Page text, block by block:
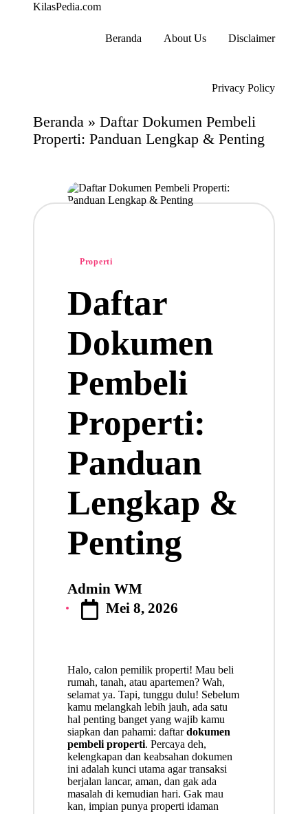
KilasPedia.com
Beranda About Us Disclaimer
Privacy Policy
Beranda » Daftar Dokumen Pembeli
Properti: Panduan Lengkap & Penting
Posted
Properti
Daftar
Dokumen
Pembeli
Properti:
Panduan
Lengkap &
Penting
Posted
by
Admin WM
Mei 8, 2026
Halo, calon pemilik properti! Mau beli
rumah, tanah, atau apartemen? Wah,
selamat ya. Tapi, tunggu dulu! Sebelum
kamu melangkah lebih jauh, ada satu
hal penting banget yang wajib kamu
siapkan dan pahami: daftardokumen
pembeli properti. Percaya deh,
kelengkapan dan keabsahan dokumen
ini adalah kunci utama agar transaksi
berjalan lancar, aman, dan gak ada
masalah di kemudian hari. Gak mau
kan, impian punya properti idaman